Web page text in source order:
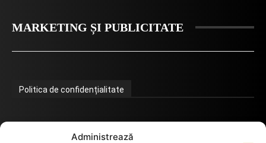
Administrează
MARKETING ȘI PUBLICITATE
Politica de confidențialitate
Termeni de utilizare